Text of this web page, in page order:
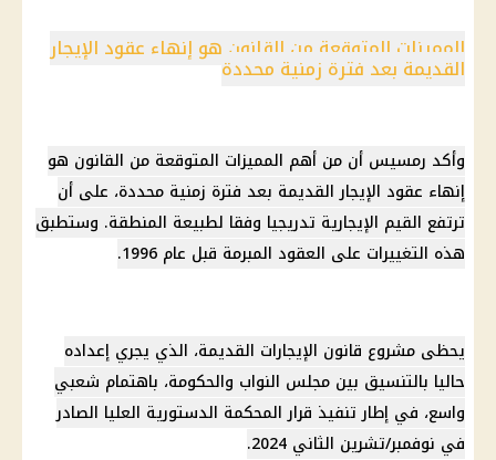
المميزات المتوقعة من القانون هو إنهاء عقود الإيجار
القديمة بعد فترة زمنية محددة
وأكد رمسيس أن من أهم المميزات المتوقعة من القانون هو
إنهاء عقود الإيجارالقديمة بعد فترة زمنية محددة، على أن
ترتفع القيم الإيجارية تدريجيا وفقا لطبيعة المنطقة. وستطبق
هذه التغييرات على العقود المبرمة قبل عام 1996.
يحظى مشروع قانون الإيجارات القديمة، الذي يجري إعداده
حاليا بالتنسيق بين مجلس النواب والحكومة، باهتمام شعبي
واسع، في إطار تنفيذ قرارالمحكمة الدستورية العليا الصادر
في نوفمبر/تشرين الثاني 2024.